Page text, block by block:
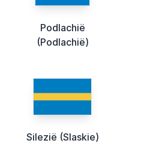
Podlachië
(Podlachië)
Silezië (Slaskie)